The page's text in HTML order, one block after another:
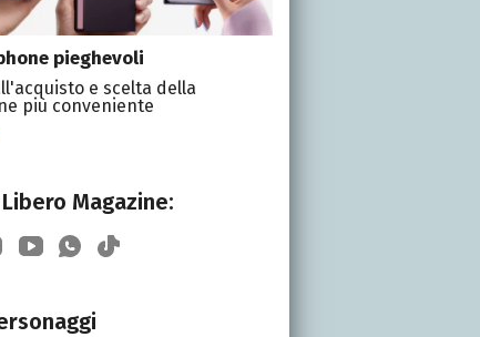
pieghevoli
e scelta della
più conveniente
Magazine: